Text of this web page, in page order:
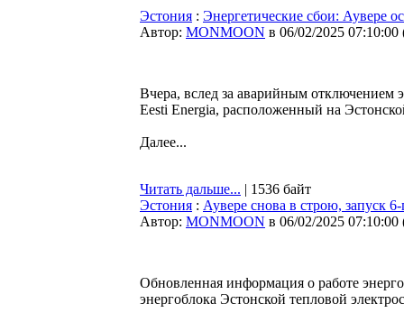
Эстония : Энергетические сбои: Аувере
Автор: MONMOON в 06/02/2025 07:10:00
Вчера, вслед за аварийным отключением
Eesti Energia, расположенный на
Далее...
Читать дальше... | 1536 байт
Эстония : Аувере снова в строю, запуск
Автор: MONMOON в 06/02/2025 07:10:00
Обновленная информация о работе
энергоблока Эстонской тепловой